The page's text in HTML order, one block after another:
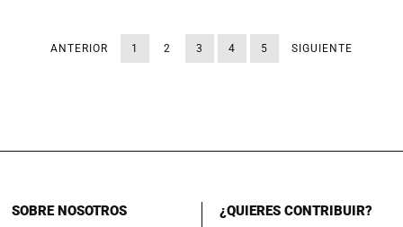
ANTERIOR 1 2 3 4 5 SIGUIENTE
SOBRE NOSOTROS ¿QUIERES CONTRIBUIR?